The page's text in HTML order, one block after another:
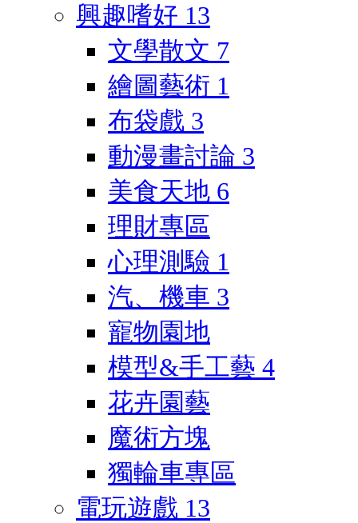
興趣嗜好 13
文學散文 7
繪圖藝術 1
布袋戲 3
動漫畫討論 3
美食天地 6
理財專區
心理測驗 1
汽、機車 3
寵物園地
模型&手工藝 4
花卉園藝
魔術方塊
獨輪車專區
電玩遊戲 13